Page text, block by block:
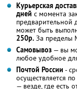
Курьерская
дней с момента
предварительной
может быть
250р. За пределы
Самовывоз — вы
любое удобное
Почтой России -
осуществляется
— везде, где есть